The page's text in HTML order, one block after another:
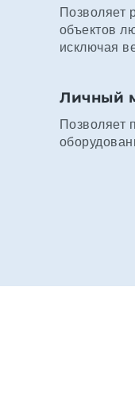
Позволяет
объектов
исключая
Личный
Позволяет